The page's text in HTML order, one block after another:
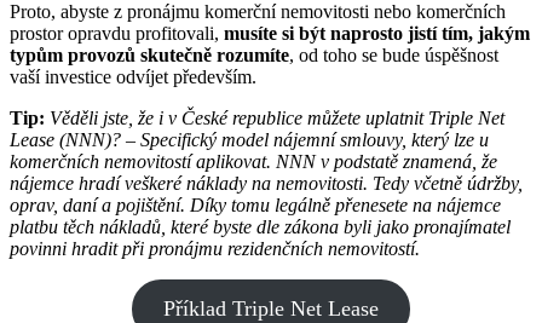
Proto, abyste z pronájmu komerční nemovitosti nebo komerčních
prostor opravdu profitovali, musíte si být naprosto jistí tím, jakým
typům provozů skutečně rozumíte, od toho se bude úspěšnost
vaší investice odvíjet především.
Tip: Věděli jste, že i v České republice můžete uplatnit Triple Net
Lease (NNN)? – Specifický model nájemní smlouvy, který lze u
komerčních nemovitostí aplikovat. NNN v podstatě znamená, že
nájemce hradí veškeré náklady na nemovitosti. Tedy včetně údržby,
oprav, daní a pojištění. Díky tomu legálně přenesete na nájemce
platbu těch nákladů, které byste dle zákona byli jako pronajímatel
povinni hradit při pronájmu rezidenčních nemovitostí.
Příklad Triple Net Lease